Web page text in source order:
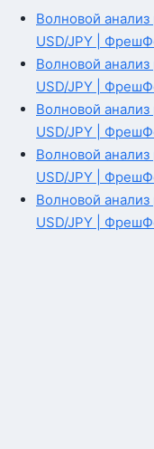
Волновой анализ
USD/JPY |
Волновой анализ
USD/JPY |
Волновой анализ
USD/JPY |
Волновой анализ
USD/JPY |
Волновой анализ
USD/JPY |